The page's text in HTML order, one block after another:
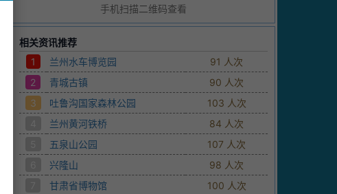
手机扫描二维码查看
相关资讯推荐
1
兰州水车博览园
91 人次
2
青城古镇
90 人次
3
吐鲁沟国家森林公园
103 人次
兰州黄河铁桥
84 人次
五泉山公园
107 人次
兴隆山
98 人次
甘肃省博物馆
100 人次